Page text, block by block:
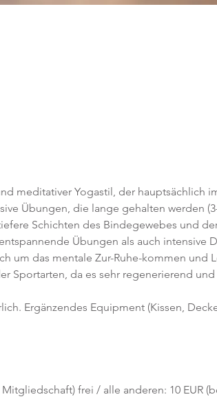
meditativer Yogastil, der hauptsächlich
Übungen, die lange gehalten werden
Schichten des Bindegewebes und
Übungen als auch intensive
um das mentale Zur-Ruhe-kommen und
Sportarten, da es sehr regenerierend
Ergänzendes Equipment (Kissen,
frei / alle anderen: 10 EUR